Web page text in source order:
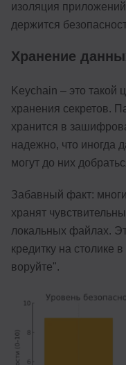
изоляция
держится
Хранение
Keychain – это
хранения секретов.
хранится в
надежно, что иногда
могут до них
Забавный факт:
хранят
локальных файлах.
кредитку на столике
воруйте".